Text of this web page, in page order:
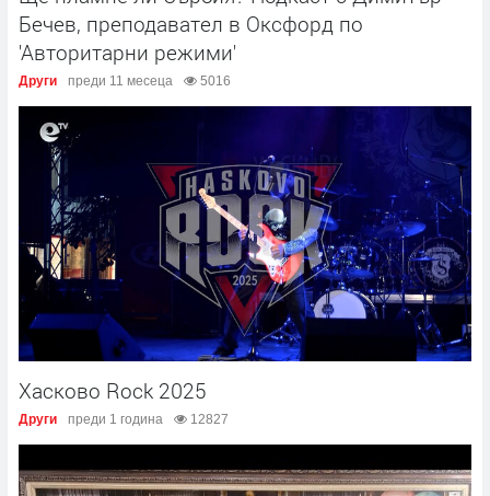
Бечев, преподавател в Оксфорд по
'Авторитарни режими'
Други преди 11 месеца 5016
Хасково Rock 2025
Други преди 1 година 12827